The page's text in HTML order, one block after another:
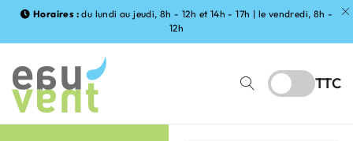
Horaires : du lundi au jeudi, 8h - 12h et 14h - 17h | le vendredi, 8h -
12h
TTC